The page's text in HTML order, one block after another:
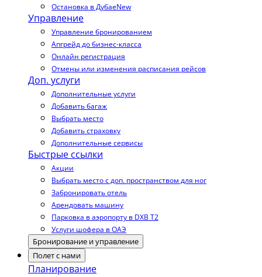
Остановка в ДубаеNew
Управление
Управление бронированием
Апгрейд до бизнес-класса
Онлайн регистрация
Отмены или изменения расписания рейсов
Доп. услуги
Дополнительные услуги
Добавить багаж
Выбрать место
Добавить страховку
Дополнительные сервисы
Быстрые ссылки
Акции
Выбрать место с доп. пространством для ног
Забронировать отель
Арендовать машину
Парковка в аэропорту в DXB T2
Услуги шофера в ОАЭ
Бронирование и управление
Полет с нами
Планирование